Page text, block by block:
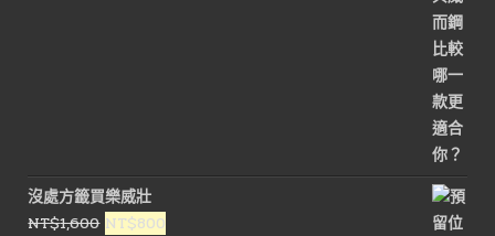
沒處方籤買樂威壯
NT$1,600 原
NT$800